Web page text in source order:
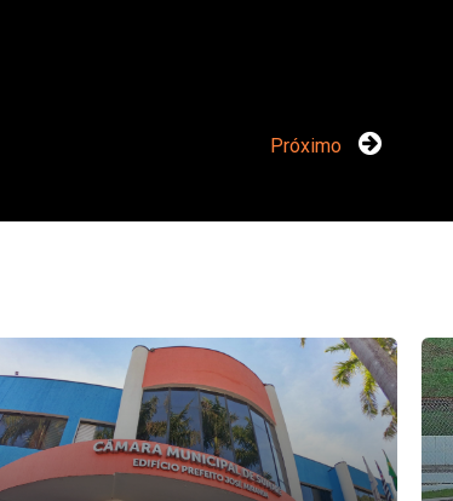
Próximo